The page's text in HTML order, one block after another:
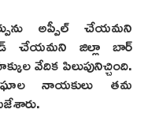
అప్పీల్ చేయమని
చేయమని జిల్లా బార్
వేదిక పిలుపునిచ్చింది.
నాయకులు తమ